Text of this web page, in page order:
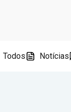
Todos Notícias